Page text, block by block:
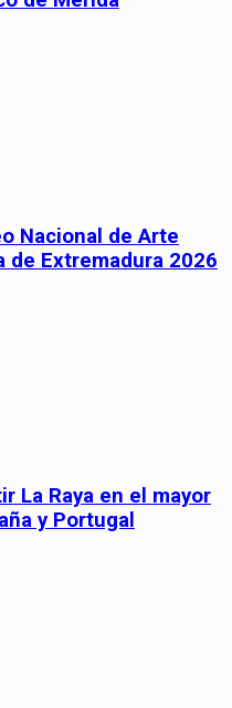
Nacional de Arte
de Extremadura 2026
La Raya en el mayor
y Portugal